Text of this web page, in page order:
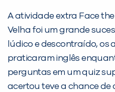
A atividade extra Face
Velha foi um grande
lúdico e descontraído, os
praticaram inglês
perguntas em um quiz
acertou teve a chance de